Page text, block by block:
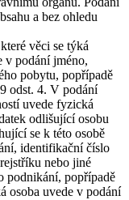
a bez ohledu
věci se týká
v podání jméno,
pobytu, popřípadě
odst. 4. V podání
uvede fyzická
odlišující osobu
se k této osobě
identifikační číslo
nebo jiné
podnikání, popřípadě
osoba uvede v podání